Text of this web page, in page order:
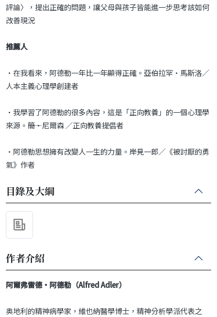
評論〉，提出正確的問題，讓父母與孩子皆能進一步思考該如何
改善現況
推薦人
•在我看來，阿德勒一年比一年顯得正確。――亞伯拉罕•馬斯洛／
人本主義心理學創建者
•我學習了阿德勒的很多內容，這是「正向教養」的一個心理學
來源。――簡•尼爾森 ／正向教養提倡者
•阿德勒思想擁有改變人一生的力量。――岸見一郎／《被討厭的勇
氣》作者
目錄及大綱
作者介紹
阿爾弗雷德‧阿德勒（Alfred Adler）
奥地利的精神病學家，維也納醫學博士，精神分析學派代表之